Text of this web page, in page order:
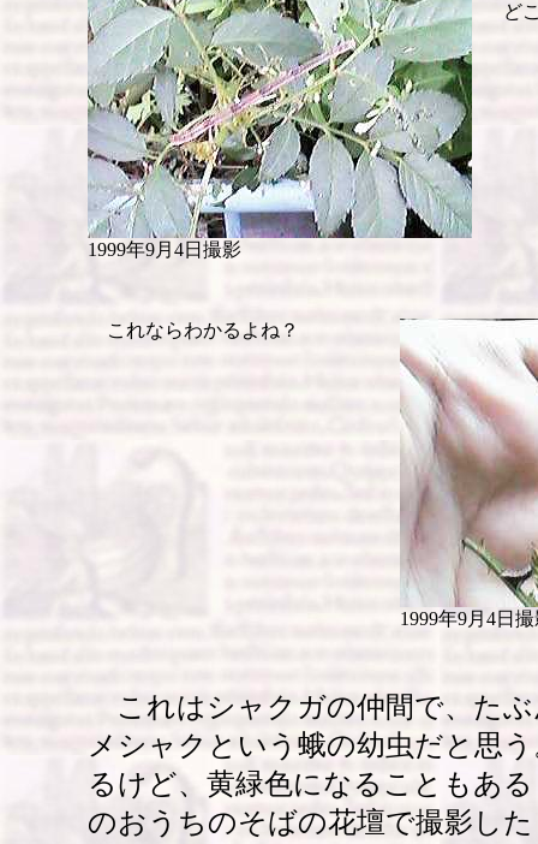
1999年9月4日撮影
ど
これならわかるよね？
1999年9月4日
これはシャクガの仲間で、た
メシャクという蛾の幼虫だと思
るけど、黄緑色になることもあ
のおうちのそばの花壇で撮影し